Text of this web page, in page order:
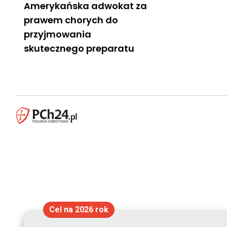
Amerykańska adwokat za
prawem chorych do
przyjmowania
skutecznego preparatu
Cel na 2026 rok